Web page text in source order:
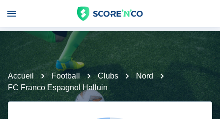
Accueil Football Clubs
Nord
FC Franco Espagnol Halluin